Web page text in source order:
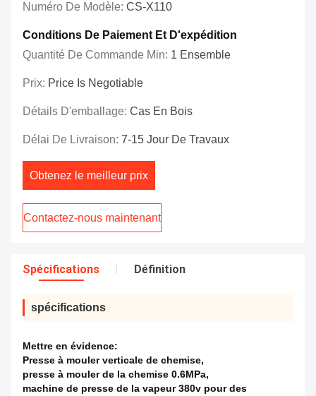
Numéro De Modèle: CS-X110
Conditions De Paiement Et D'expédition
Quantité De Commande Min: 1 Ensemble
Prix: Price Is Negotiable
Détails D'emballage: Cas En Bois
Délai De Livraison: 7-15 Jour De Travaux
Obtenez le meilleur prix
Contactez-nous maintenant
Spécifications Définition
spécifications
Mettre en évidence:
Presse à mouler verticale de chemise,
presse à mouler de la chemise 0.6MPa,
machine de presse de la vapeur 380v pour des